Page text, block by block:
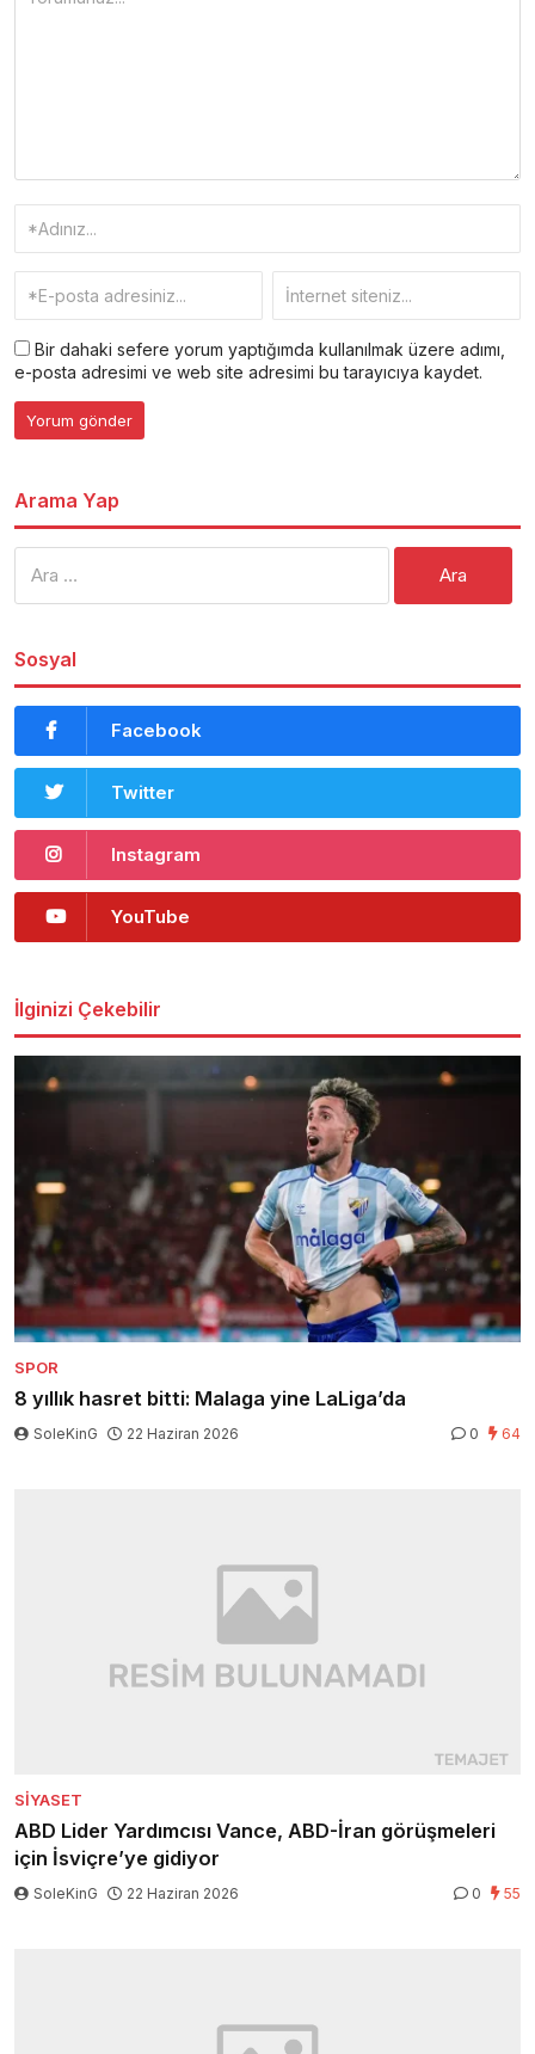
Bir dahaki sefere yorum yaptığımda kullanılmak üzere adımı,
e-posta adresimi ve web site adresimi bu tarayıcıya kaydet.
Arama Yap
Sosyal
Facebook
Twitter
Instagram
YouTube
İlginizi Çekebilir
SPOR
8 yıllık hasret bitti: Malaga yine LaLiga’da
SoleKinG 22 Haziran 2026 0 64
SIYASET
ABD Lider Yardımcısı Vance, ABD-İran görüşmeleri
için İsviçre’ye gidiyor
SoleKinG 22 Haziran 2026 0 55